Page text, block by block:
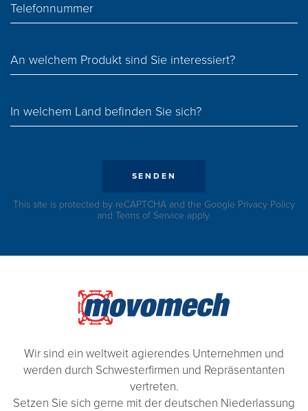
Telefonnummer
An welchem Produkt sind Sie interessiert?
In welchem ​​Land befinden Sie sich?
SENDEN
This site is protected by reCAPTCHA and the Google Privacy Policy
and Terms of Service apply.
Wir sind ein weltweit agierendes Unternehmen und
werden durch Schwesterfirmen und Repräsentanten
vertreten.
Setzen Sie sich gerne mit der deutschen Niederlassung